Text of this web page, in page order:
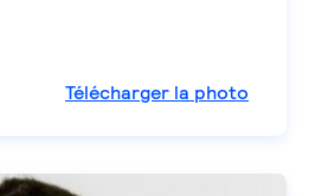
Télécharger la photo